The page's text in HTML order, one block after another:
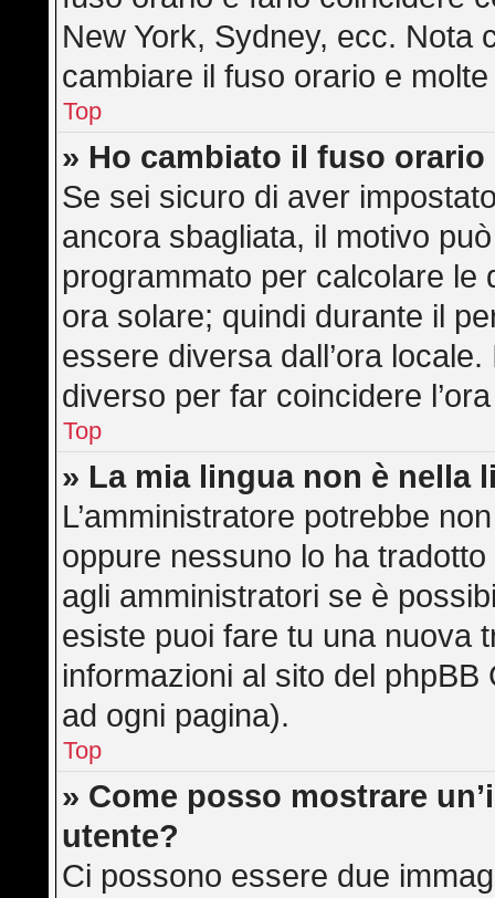
New York, Sydney, ecc. Nota
cambiare il fuso orario e
Top
» Ho cambiato il fuso orario
Se sei sicuro di aver
ancora sbagliata, il motivo
programmato per calcolare le
ora solare; quindi durante il
essere diversa dall’ora
diverso per far coincidere
Top
» La mia lingua non è nella
L’amministratore potrebbe
oppure nessuno lo ha
agli amministratori se è
esiste puoi fare tu una nuova
informazioni al sito del
ad ogni pagina).
Top
» Come posso mostrare
utente?
Ci possono essere due